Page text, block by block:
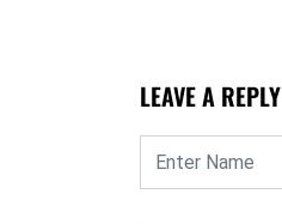
LEAVE A REPLY